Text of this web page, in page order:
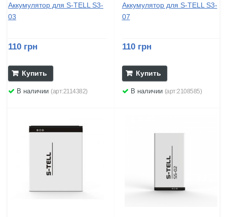
Аккумулятор для S-TELL S3-
03
110 грн
Купить
В наличии (арт:2114382)
Аккумулятор для S-TELL S3-
07
110 грн
Купить
В наличии (арт:2108585)